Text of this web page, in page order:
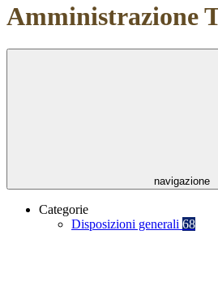
Amministrazione
navigazione
Categorie
Disposizioni generali 68